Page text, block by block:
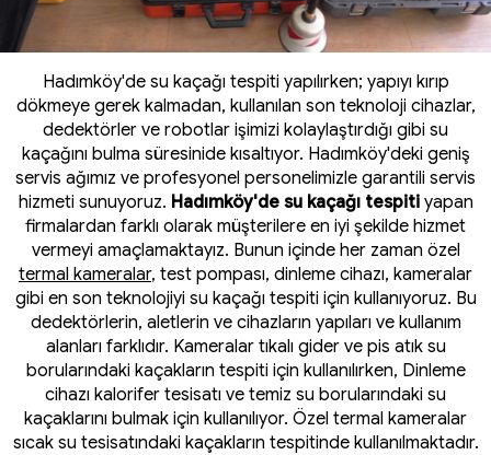
Hadımköy'de su kaçağı tespiti yapılırken; yapıyı kırıp
dökmeye gerek kalmadan, kullanılan son teknoloji cihazlar,
dedektörler ve robotlar işimizi kolaylaştırdığı gibi su
kaçağını bulma süresinide kısaltıyor. Hadımköy'deki geniş
servis ağımız ve profesyonel personelimizle garantili servis
hizmeti sunuyoruz. Hadımköy'de su kaçağı tespitiyapan
firmalardan farklı olarak müşterilere en iyi şekilde hizmet
vermeyi amaçlamaktayız. Bunun içinde her zaman özel
termal kameralar, test pompası, dinleme cihazı, kameralar
gibi en son teknolojiyi su kaçağı tespiti için kullanıyoruz. Bu
dedektörlerin, aletlerin ve cihazların yapıları ve kullanım
alanları farklıdır. Kameralar tıkalı gider ve pis atık su
borularındaki kaçakların tespiti için kullanılırken, Dinleme
cihazı kalorifer tesisatı ve temiz su borularındaki su
kaçaklarını bulmak için kullanılıyor. Özel termal kameralar
sıcak su tesisatındaki kaçakların tespitinde kullanılmaktadır.